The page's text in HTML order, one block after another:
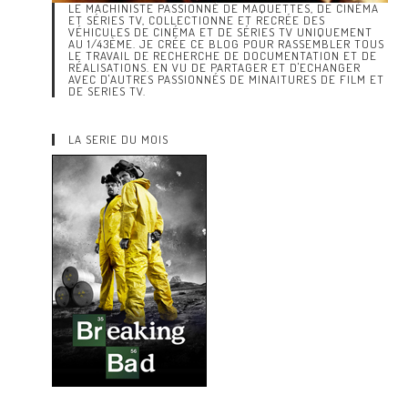
LE MACHINISTE PASSIONNÉ DE MAQUETTES, DE CINÉMA
ET SÉRIES TV, COLLECTIONNE ET RECRÉE DES
VÉHICULES DE CINÉMA ET DE SÉRIES TV UNIQUEMENT
AU 1/43ÈME. JE CRÉE CE BLOG POUR RASSEMBLER TOUS
LE TRAVAIL DE RECHERCHE DE DOCUMENTATION ET DE
RÉALISATIONS. EN VU DE PARTAGER ET D'ECHANGER
AVEC D'AUTRES PASSIONNÉS DE MINAITURES DE FILM ET
DE SERIES TV.
LA SERIE DU MOIS